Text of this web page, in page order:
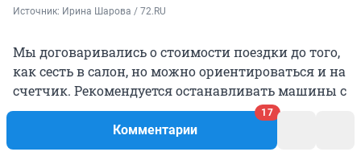
Комментарии
17
Источник: Ирина Шарова / 72.RU
Мы договаривались о стоимости поездки до того,
как сесть в салон, но можно ориентироваться и на
счетчик. Рекомендуется останавливать машины с
номерами на зеленом фоне — это электромобили,
и поездка на них обойдется дешевле. Синие
номера означают, что авто работает на бензине,